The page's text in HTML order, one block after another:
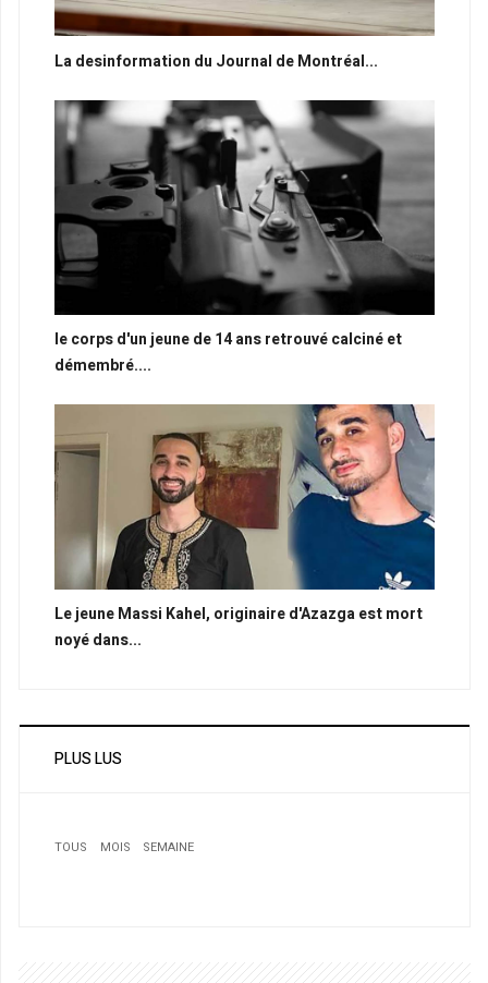
La desinformation du Journal de Montréal...
le corps d'un jeune de 14 ans retrouvé calciné et
démembré....
Le jeune Massi Kahel, originaire d'Azazga est mort
noyé dans...
PLUS LUS
TOUS MOIS
SEMAINE